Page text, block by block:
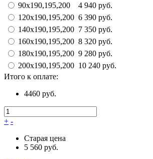
90х190,195,200
4 940 руб.
120х190,195,200 6 390 руб.
140х190,195,200 7 350 руб.
160х190,195,200 8 320 руб.
180х190,195,200 9 280 руб.
200х190,195,200 10 240 руб.
Итого к оплате:
4460 руб.
+ -
Старая цена
5 560 руб.